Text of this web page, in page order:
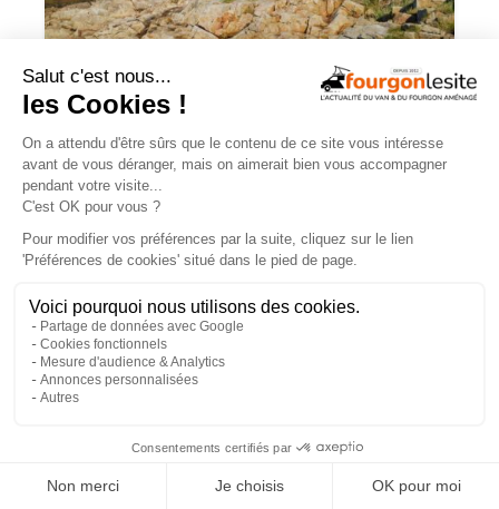
Campérêve Magellan 746 : la conquête
TROUVEZUN AMÉNAGEUR
260professionnels de l'aménagement de vans
et de fourgons référencés partout en France !
Recherche
Aménageurs